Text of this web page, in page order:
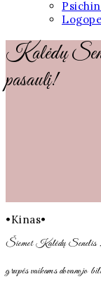
Kalėdų
pasaulį!
•Kinas•
Šiemet Kalėdų Senelis
grupės vaikams dovanojo